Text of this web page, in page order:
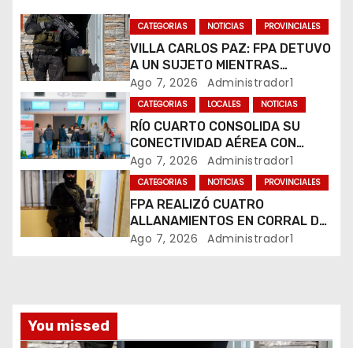
e
n
t
r
a
d
a
CATEGORIAS NOTICIAS PROVINCIALES
VILLA CARLOS PAZ: FPA DETUVO
A UN SUJETO MIENTRAS
COMERCIALIZABA COCAÍNA Y
MARIHUANA EN UNA PLAZA
Ago 7, 2026 Administrador1
CATEGORIAS LOCALES NOTICIAS
RÍO CUARTO CONSOLIDA SU
CONECTIVIDAD AÉREA CON
CUATRO VUELOS SEMANALES A
BUENOS AIRES
Ago 7, 2026 Administrador1
CATEGORIAS NOTICIAS PROVINCIALES
FPA REALIZÓ CUATRO
ALLANAMIENTOS EN CORRAL DE
BUSTOS-IFFLINGER
Ago 7, 2026 Administrador1
You missed